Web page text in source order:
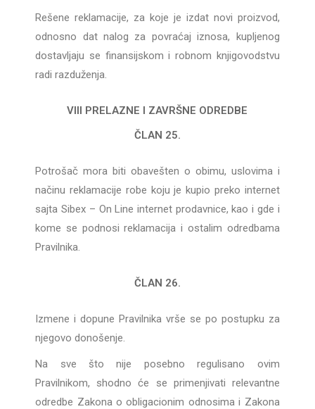
Rešene reklamacije, za koje je izdat novi proizvod,
odnosno dat nalog za povraćaj iznosa, kupljenog
dostavljaju se finansijskom i robnom knjigovodstvu
radi razduženja.
VIII PRELAZNE I ZAVRŠNE ODREDBE
ČLAN 25.
Potrošač mora biti obavešten o obimu, uslovima i
načinu reklamacije robe koju je kupio preko internet
sajta Sibex – On Line internet prodavnice, kao i gde i
kome se podnosi reklamacija i ostalim odredbama
Pravilnika.
ČLAN 26.
Izmene i dopune Pravilnika vrše se po postupku za
njegovo donošenje.
Na sve što nije posebno regulisano ovim
Pravilnikom, shodno će se primenjivati relevantne
odredbe Zakona o obligacionim odnosima i Zakona